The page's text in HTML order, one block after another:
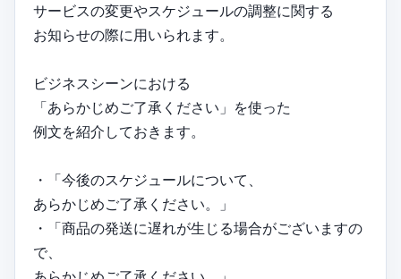
サービスの変更やスケジュールの調整に関する
お知らせの際に用いられます。
ビジネスシーンにおける
「あらかじめご了承ください」を使った
例文を紹介しておきます。
・「今後のスケジュールについて、
あらかじめご了承ください。」
・「商品の発送に遅れが生じる場合がございますの
で、